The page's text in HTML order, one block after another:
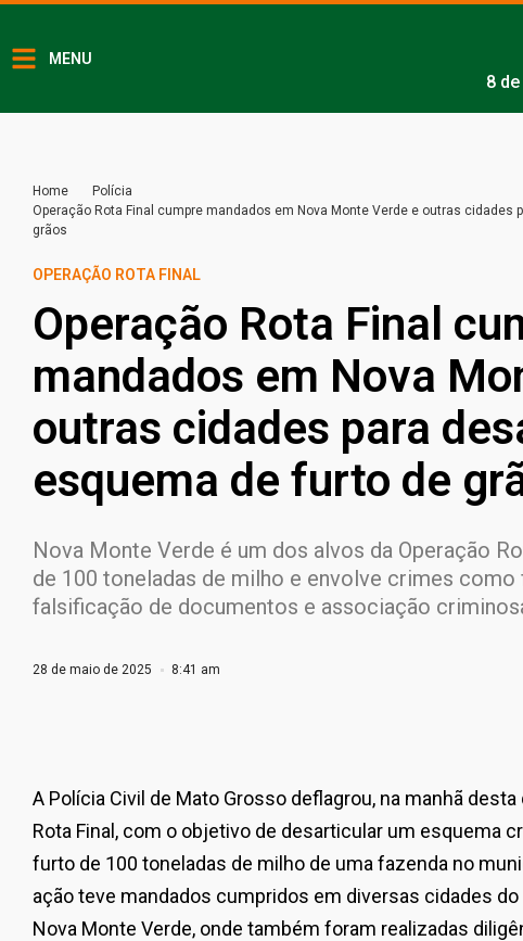
MENU
8
Home
Polícia
Operação Rota Final cumpre mandados em Nova Monte Verde e outras
grãos
OPERAÇÃO ROTA FINAL
Operação Rota Final
mandados em Nova
outras cidades para
esquema de furto de
Nova Monte Verde é um dos alvos da Operação
de 100 toneladas de milho e envolve crimes
falsificação de documentos e associação
28 de maio de 2025 8:41 am
A Polícia Civil de Mato Grosso deflagrou, na manhã
Rota Final, com o objetivo de desarticular um esquema
furto de 100 toneladas de milho de uma fazenda no
ação teve mandados cumpridos em diversas cidades
Nova Monte Verde, onde também foram realizadas